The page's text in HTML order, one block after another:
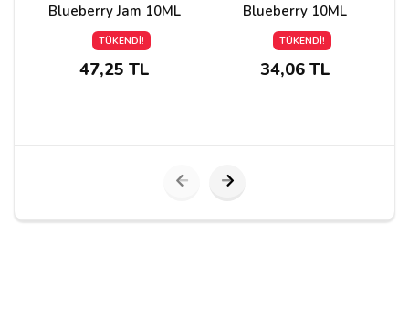
Blueberry Jam 10ML
TÜKENDİ!
47,25 TL
Blueberry 10ML
TÜKENDİ!
34,06 TL